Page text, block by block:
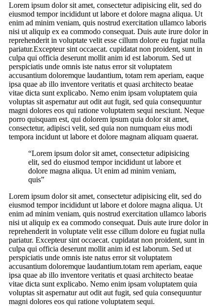
Lorem ipsum dolor sit amet, consectetur adipisicing elit, sed do
eiusmod tempor incididunt ut labore et dolore magna aliqua. Ut
enim ad minim veniam, quis nostrud exercitation ullamco laboris
nisi ut aliquip ex ea commodo consequat. Duis aute irure dolor in
reprehenderit in voluptate velit esse cillum dolore eu fugiat nulla
pariatur.Excepteur sint occaecat. cupidatat non proident, sunt in
culpa qui officia deserunt mollit anim id est laborum. Sed ut
perspiciatis unde omnis iste natus error sit voluptatem
accusantium doloremque laudantium, totam rem aperiam, eaque
ipsa quae ab illo inventore veritatis et quasi architecto beatae
vitae dicta sunt explicabo. Nemo enim ipsam voluptatem quia
voluptas sit aspernatur aut odit aut fugit, sed quia consequuntur
magni dolores eos qui ratione voluptatem sequi nesciunt. Neque
porro quisquam est, qui dolorem ipsum quia dolor sit amet,
consectetur, adipisci velit, sed quia non numquam eius modi
tempora incidunt ut labore et dolore magnam aliquam quaerat.
“Lorem ipsum dolor sit amet, consectetur adipisicing
elit, sed do eiusmod tempor incididunt ut labore et
dolore magna aliqua. Ut enim ad minim veniam,
quis”
Lorem ipsum dolor sit amet, consectetur adipisicing elit, sed do
eiusmod tempor incididunt ut labore et dolore magna aliqua. Ut
enim ad minim veniam, quis nostrud exercitation ullamco laboris
nisi ut aliquip ex ea commodo consequat. Duis aute irure dolor in
reprehenderit in voluptate velit esse cillum dolore eu fugiat nulla
pariatur. Excepteur sint occaecat. cupidatat non proident, sunt in
culpa qui officia deserunt mollit anim id est laborum. Sed ut
perspiciatis unde omnis iste natus error sit voluptatem
accusantium doloremque laudantium.totam rem aperiam, eaque
ipsa quae ab illo inventore veritatis et quasi architecto beatae
vitae dicta sunt explicabo. Nemo enim ipsam voluptatem quia
voluptas sit aspernatur aut odit aut fugit, sed quia consequuntur
magni dolores eos qui ratione voluptatem sequi.